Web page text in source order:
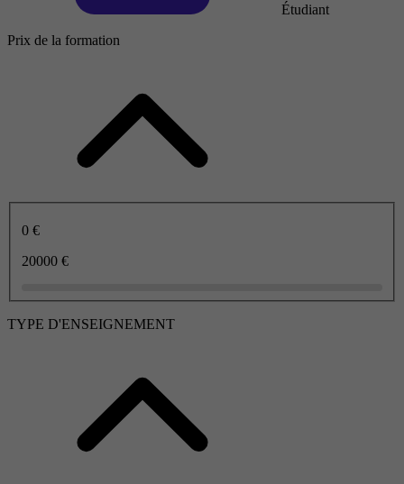
Étudiant
Prix de la formation
0 €
20000 €
TYPE D'ENSEIGNEMENT